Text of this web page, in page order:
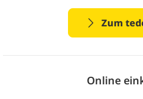
Zum
Online